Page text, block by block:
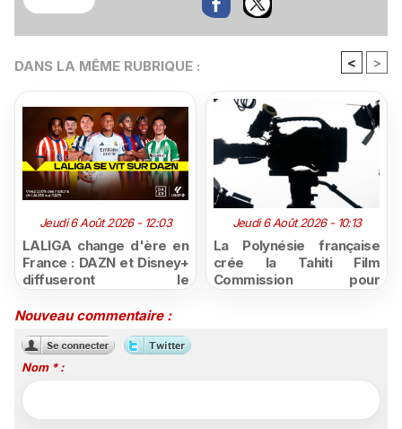
DANS LA MÊME RUBRIQUE : < >
Jeudi 6 Août 2026 - 12:03
LALIGA change d'ère en
France : DAZN et Disney+
diffuseront le
jusqu'en 2029, un revers
Jeudi 6 Août 2026 - 10:13
La Polynésie française
crée la Tahiti Film
Commission pour
Nouveau commentaire :
Nom * :